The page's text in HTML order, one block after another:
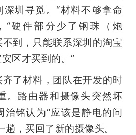
深圳寻觅。“材料不够拿命
“硬件部分少了钢珠（炮
到，只能联系深圳的淘宝
区才买到的。”
了材料，团队在开发的时
。路由器和摄像头突然坏
治铭认为“应该是静电的问
趟，买回了新的摄像头。